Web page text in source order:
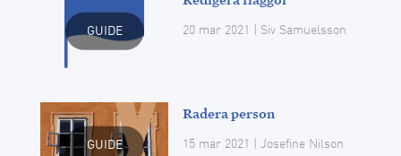
GUIDE 20 mar 2021 | Siv Samuelsson
GUIDE
Radera person
15 mar 2021 | Josefine Nilson